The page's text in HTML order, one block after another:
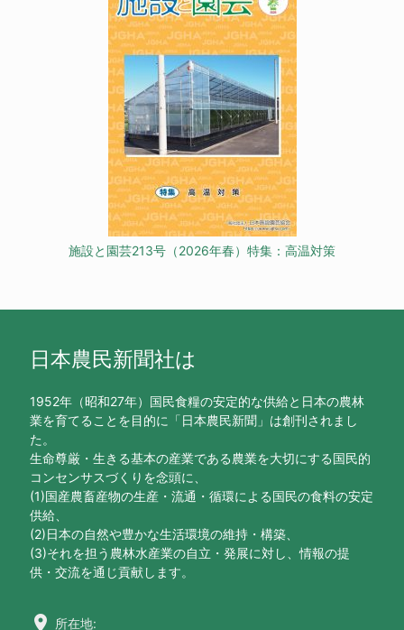
施設と園芸213号（2026年春）特集：高温対策
日本農民新聞社は
1952年（昭和27年）国民食糧の安定的な供給と日本の農林
業を育てることを目的に「日本農民新聞」は創刊されまし
た。
生命尊厳・生きる基本の産業である農業を大切にする国民的
コンセンサスづくりを念頭に、
(1)国産農畜産物の生産・流通・循環による国民の食料の安定
供給、
(2)日本の自然や豊かな生活環境の維持・構築、
(3)それを担う農林水産業の自立・発展に対し、情報の提
供・交流を通じ貢献します。
location_on 所在地: